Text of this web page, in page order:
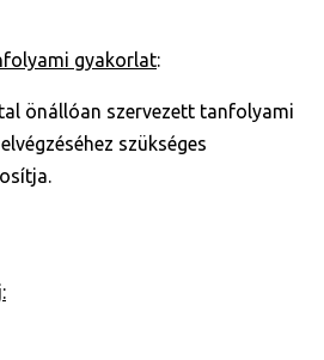
gyakorlat:
önállóan szervezett tanfolyami
szükséges